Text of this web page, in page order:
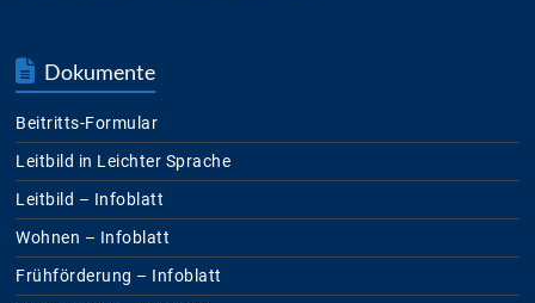
Dokumente
Beitritts-Formular
Leitbild in Leichter Sprache
Leitbild – Infoblatt
Wohnen – Infoblatt
Frühförderung – Infoblatt